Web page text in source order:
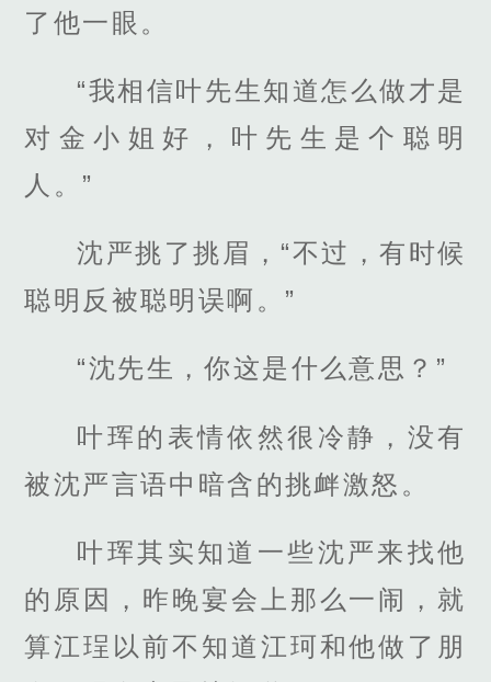
了他一眼。
“我相信叶先生知道怎么做才是
对金小姐好，叶先生是个聪明
人。”
沈严挑了挑眉，“不过，有时候
聪明反被聪明误啊。”
“沈先生，你这是什么意思？”
叶珲的表情依然很冷静，没有
被沈严言语中暗含的挑衅激怒。
叶珲其实知道一些沈严来找他
的原因，昨晚宴会上那么一闹，就
算江珵以前不知道江珂和他做了朋